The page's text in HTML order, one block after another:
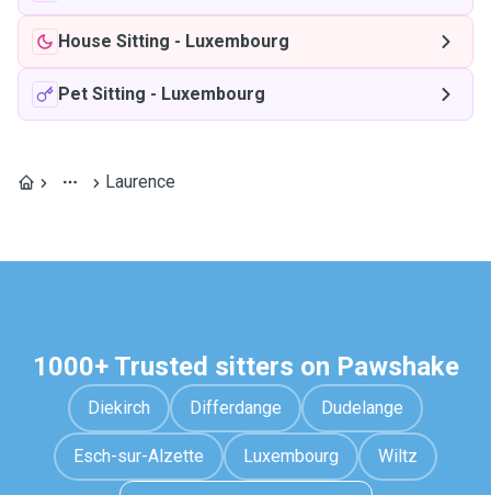
House Sitting - Luxembourg
Pet Sitting - Luxembourg
Laurence
1000+ Trusted sitters on Pawshake
Diekirch Differdange Dudelange
Esch-sur-Alzette Luxembourg Wiltz